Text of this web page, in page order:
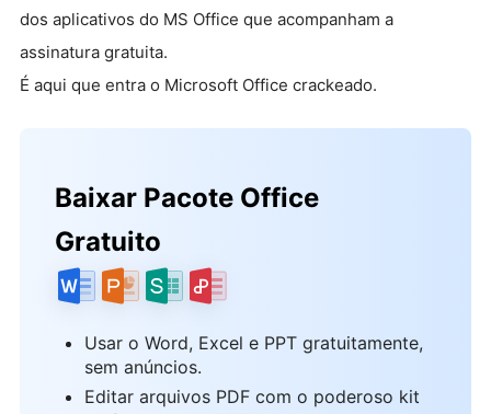
dos aplicativos do MS Office que acompanham a
assinatura gratuita.
É aqui que entra o Microsoft Office crackeado.
Baixar Pacote Office
Gratuito
Usar o Word, Excel e PPT gratuitamente,
sem anúncios.
Editar arquivos PDF com o poderoso kit